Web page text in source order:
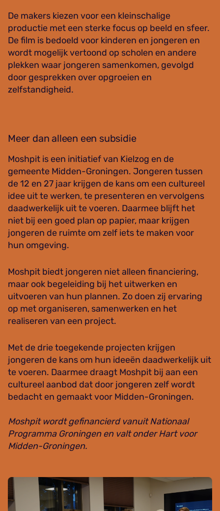
De makers kiezen voor een kleinschalige
productie met een sterke focus op beeld en sfeer.
De film is bedoeld voor kinderen en jongeren en
wordt mogelijk vertoond op scholen en andere
plekken waar jongeren samenkomen, gevolgd
door gesprekken over opgroeien en
zelfstandigheid.
Meer dan alleen een subsidie
Moshpit is een initiatief van Kielzog en de
gemeente Midden-Groningen. Jongeren tussen
de 12 en 27 jaar krijgen de kans om een cultureel
idee uit te werken, te presenteren en vervolgens
daadwerkelijk uit te voeren. Daarmee blijft het
niet bij een goed plan op papier, maar krijgen
jongeren de ruimte om zelf iets te maken voor
hun omgeving.
Moshpit biedt jongeren niet alleen financiering,
maar ook begeleiding bij het uitwerken en
uitvoeren van hun plannen. Zo doen zij ervaring
op met organiseren, samenwerken en het
realiseren van een project.
Met de drie toegekende projecten krijgen
jongeren de kans om hun ideeën daadwerkelijk uit
te voeren. Daarmee draagt Moshpit bij aan een
cultureel aanbod dat door jongeren zelf wordt
bedacht en gemaakt voor Midden-Groningen.
Moshpit wordt gefinancierd vanuit Nationaal
Programma Groningen en valt onder Hart voor
Midden-Groningen.